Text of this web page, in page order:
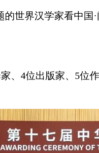
界汉学家看中国·
4位出版家、5位作